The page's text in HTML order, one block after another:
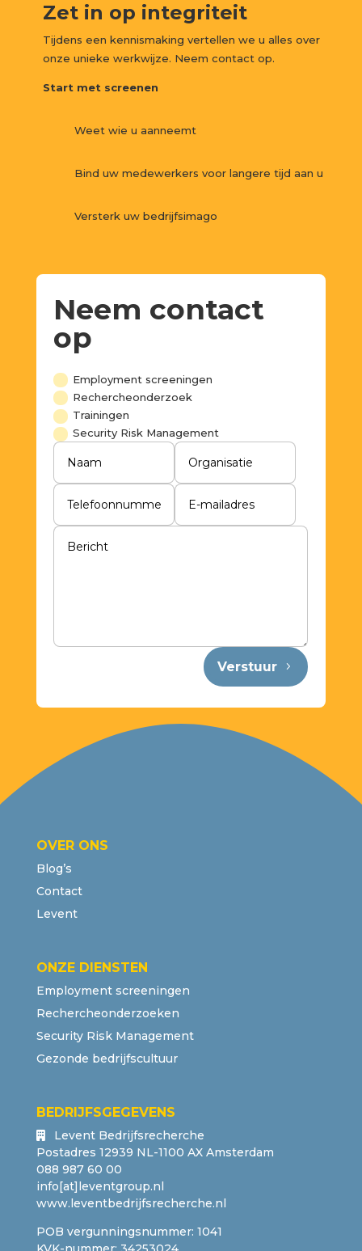
Zet in op integriteit
Tijdens een kennismaking vertellen we u alles over
onze unieke werkwijze. Neem contact op.
Start met screenen
Weet wie u aanneemt
Bind uw medewerkers voor langere tijd aan u
Versterk uw bedrijfsimago
Neem contact
op
Employment screeningen
Rechercheonderzoek
Trainingen
Security Risk Management
Verstuur
OVER ONS
Blog’s
Contact
Levent
ONZE DIENSTEN
Employment screeningen
Rechercheonderzoeken
Security Risk Management
Gezonde bedrijfscultuur
BEDRIJFSGEGEVENS
Levent Bedrijfsrecherche
Postadres 12939 NL-1100 AX Amsterdam
088 987 60 00
info[at]leventgroup.nl
www.leventbedrijfsrecherche.nl
POB vergunningsnummer: 1041